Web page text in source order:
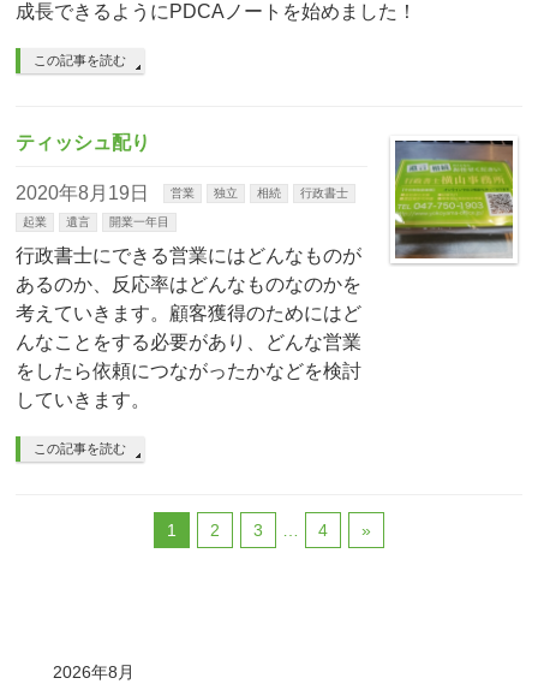
成長できるようにPDCAノートを始めました！
この記事を読む
ティッシュ配り
2020年8月19日 営業 独立 相続 行政書士
起業 遺言 開業一年目
行政書士にできる営業にはどんなものが
あるのか、反応率はどんなものなのかを
考えていきます。顧客獲得のためにはど
んなことをする必要があり、どんな営業
をしたら依頼につながったかなどを検討
していきます。
この記事を読む
1 2 3 … 4 »
2026年8月